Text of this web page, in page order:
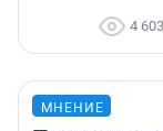
4 603
МНЕНИЕ